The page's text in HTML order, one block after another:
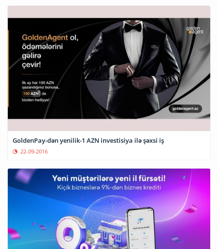
GoldenPay-dən yenilik-1 AZN investisiya ilə şəxsi iş
22-09-2016